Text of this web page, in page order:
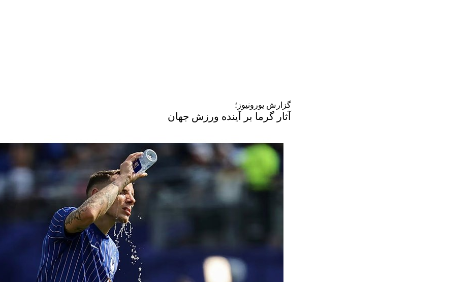
گزارش یورونیوز؛
آثار گرما بر آینده ورزش جهان